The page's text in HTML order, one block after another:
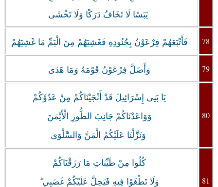
يَبَسًا لَا تَخَافُ دَرَكًا وَلَا تَخْشَى
فَأَتْبَعَهُمْ فِرْعَوْنُ بِجُنُودِهِ فَغَشِيَهُمْ مِنَ الْيَمِّ مَا غَشِيَهُمْ 78
‏وَأَضَلَّ فِرْعَوْنُ قَوْمَهُ وَمَا هَدَى 79
يَا بَنِي إِسْرَائِيلَ قَدْ أَنْجَيْنَاكُمْ مِنْ عَدُوِّكُمْ
وَوَاعَدْنَاكُمْ جَانِبَ الطُّورِ الْأَيْمَنَ
وَنَزَّلْنَا عَلَيْكُمُ الْمَنَّ وَالسَّلْوَى
80
كُلُوا مِنْ طَيِّبَاتِ مَا رَزَقْنَاكُمْ
وَلَا تَطْغَوْا فِيهِ فَيَحِلَّ عَلَيْكُمْ غَضَبِي ۖ
81